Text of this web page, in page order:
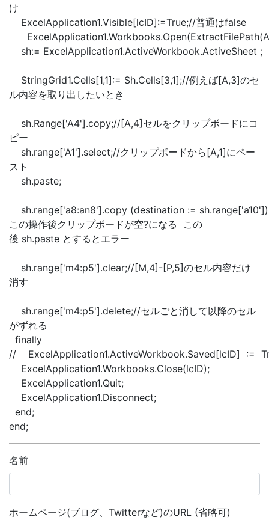
け
ExcelApplication1.Visible[lcID]:=True;//普通はfalse
sh:= ExcelApplication1.ActiveWorkbook.ActiveSheet ;
StringGrid1.Cells[1,1]:= Sh.Cells[3,1];//例えば[A,3]のセ
ル内容を取り出したいとき
sh.Range['A4'].copy;//[A,4]セルをクリップボードにコ
ピー
sh.range['A1'].select;//クリップボードから[A,1]にペー
スト
sh.paste;
sh.range['a8:an8'].copy (destination :=
この操作後クリップボードが空?になる この
後 sh.paste とするとエラー
sh.range['m4:p5'].clear;//[M,4]-[P,5]のセル内容だけ
消す
sh.range['m4:p5'].delete;//セルごと消して以降のセル
がずれる
finally
// ExcelApplication1.ActiveWorkbook.Saved[lcID] :=
ExcelApplication1.Workbooks.Close(lcID);
ExcelApplication1.Quit;
ExcelApplication1.Disconnect;
end;
end;
名前
ホームページ(ブログ、Twitterなど)のURL (省略可)